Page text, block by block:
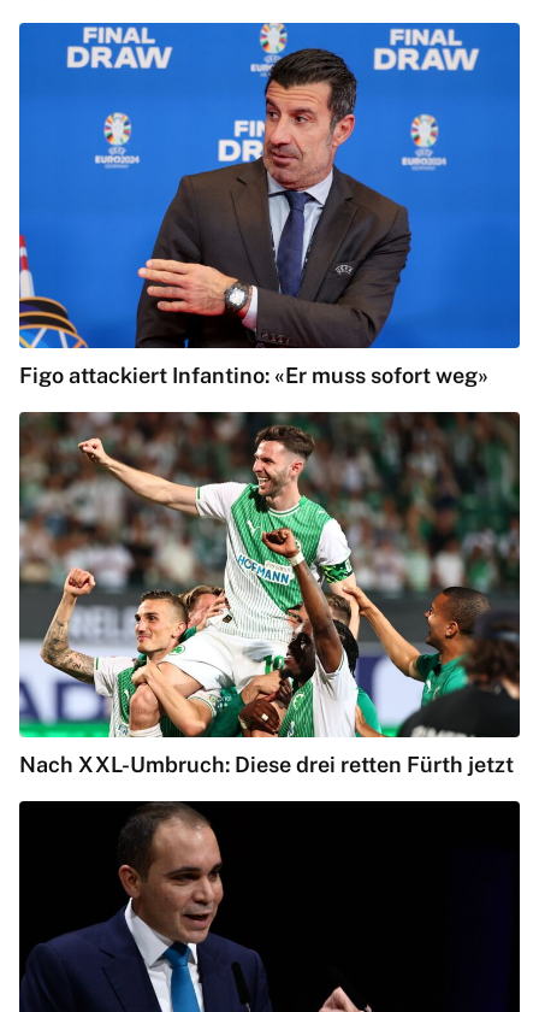
Figo attackiert Infantino: «Er muss sofort weg»
Nach XXL-Umbruch: Diese drei retten Fürth jetzt